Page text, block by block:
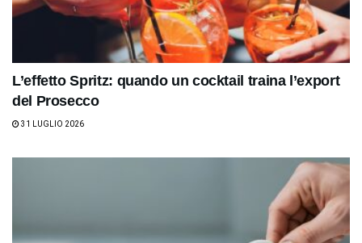
L’effetto Spritz: quando un cocktail traina l’export
del Prosecco
31 LUGLIO 2026